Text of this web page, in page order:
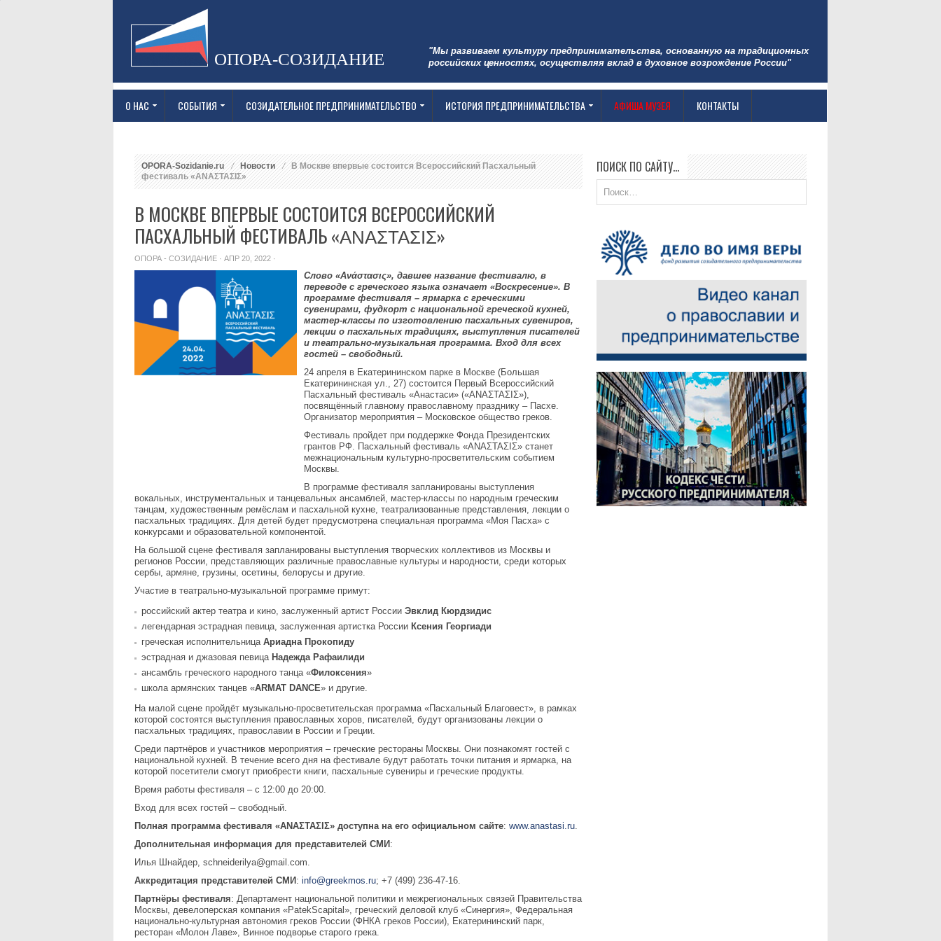
ОПОРА-СОЗИДАНИЕ
"Мы развиваем культуру предпринимательства, основанную на традиционных
российских ценностях, осуществляя вклад в духовное возрождение России"
О НАС СОБЫТИЯ СОЗИДАТЕЛЬНОЕ ПРЕДПРИНИМАТЕЛЬСТВО ИСТОРИЯ ПРЕДПРИНИМАТЕЛЬСТВА АФИША МУЗЕЯ КОНТАКТЫ
OPORA-Sozidanie.ru Новости
В Москве впервые состоится Всероссийский Пасхальный
фестиваль «ΑΝΑΣΤΑΣΙΣ»
В МОСКВЕ ВПЕРВЫЕ СОСТОИТСЯ ВСЕРОССИЙСКИЙ
ПАСХАЛЬНЫЙ ФЕСТИВАЛЬ «ΑΝΑΣΤΑΣΙΣ»
ОПОРА - СОЗИДАНИЕ · АПР 20, 2022 ·
Слово «Ανάστασις», давшее название фестивалю, в
переводе с греческого языка означает «Воскресение». В
программе фестиваля – ярмарка с греческими
сувенирами, фудкорт с национальной греческой кухней,
мастер-классы по изготовлению пасхальных сувениров,
лекции о пасхальных традициях, выступления писателей
и театрально-музыкальная программа. Вход для всех
гостей – свободный.
24 апреля в Екатерининском парке в Москве (Большая
Екатерининская ул., 27) состоится Первый Всероссийский
Пасхальный фестиваль «Анастаси» («ΑΝΑΣΤΑΣΙΣ»),
посвящённый главному православному празднику – Пасхе.
Организатор мероприятия – Московское общество греков.
Фестиваль пройдет при поддержке Фонда Президентских
грантов РФ. Пасхальный фестиваль «ΑΝΑΣΤΑΣΙΣ» станет
межнациональным культурно-просветительским событием
Москвы.
В программе фестиваля запланированы выступления
вокальных, инструментальных и танцевальных ансамблей, мастер-классы по народным греческим
танцам, художественным ремёслам и пасхальной кухне, театрализованные представления, лекции о
пасхальных традициях. Для детей будет предусмотрена специальная программа «Моя Пасха» с
конкурсами и образовательной компонентой.
На большой сцене фестиваля запланированы выступления творческих коллективов из Москвы и
регионов России, представляющих различные православные культуры и народности, среди которых
сербы, армяне, грузины, осетины, белорусы и другие.
Участие в театрально-музыкальной программе примут:
российский актер театра и кино, заслуженный артист России Эвклид Кюрдзидис
легендарная эстрадная певица, заслуженная артистка России Ксения Георгиади
греческая исполнительница Ариадна Прокопиду
эстрадная и джазовая певица Надежда Рафаилиди
ансамбль греческого народного танца «Филоксения»
школа армянских танцев «ARMAT DANCE» и другие.
На малой сцене пройдёт музыкально-просветительская программа «Пасхальный Благовест», в рамках
которой состоятся выступления православных хоров, писателей, будут организованы лекции о
пасхальных традициях, православии в России и Греции.
Среди партнёров и участников мероприятия – греческие рестораны Москвы. Они познакомят гостей с
национальной кухней. В течение всего дня на фестивале будут работать точки питания и ярмарка, на
которой посетители смогут приобрести книги, пасхальные сувениры и греческие продукты.
Время работы фестиваля – с 12:00 до 20:00.
Вход для всех гостей – свободный.
Полная программа фестиваля «ΑΝΑΣΤΑΣΙΣ» доступна на его официальном сайте: www.anastasi.ru.
Дополнительная информация для представителей СМИ :
Илья Шнайдер, schneiderilya@gmail.com.
Аккредитация представителей СМИ : info@greekmos.ru; +7 (499) 236-47-16.
Партнёры фестиваля: Департамент национальной политики и межрегиональных связей Правительства
Москвы, девелоперская компания «PatekScapital», греческий деловой клуб «Синергия», Федеральная
национально-культурная автономия греков России (ФНКА греков России), Екатерининский парк,
ресторан «Молон Лаве», Винное подворье старого грека.
ПОИСК ПО САЙТУ…